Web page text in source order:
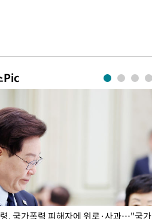
Pic
, 국가폭력 피해자에 위로·사과…"국가